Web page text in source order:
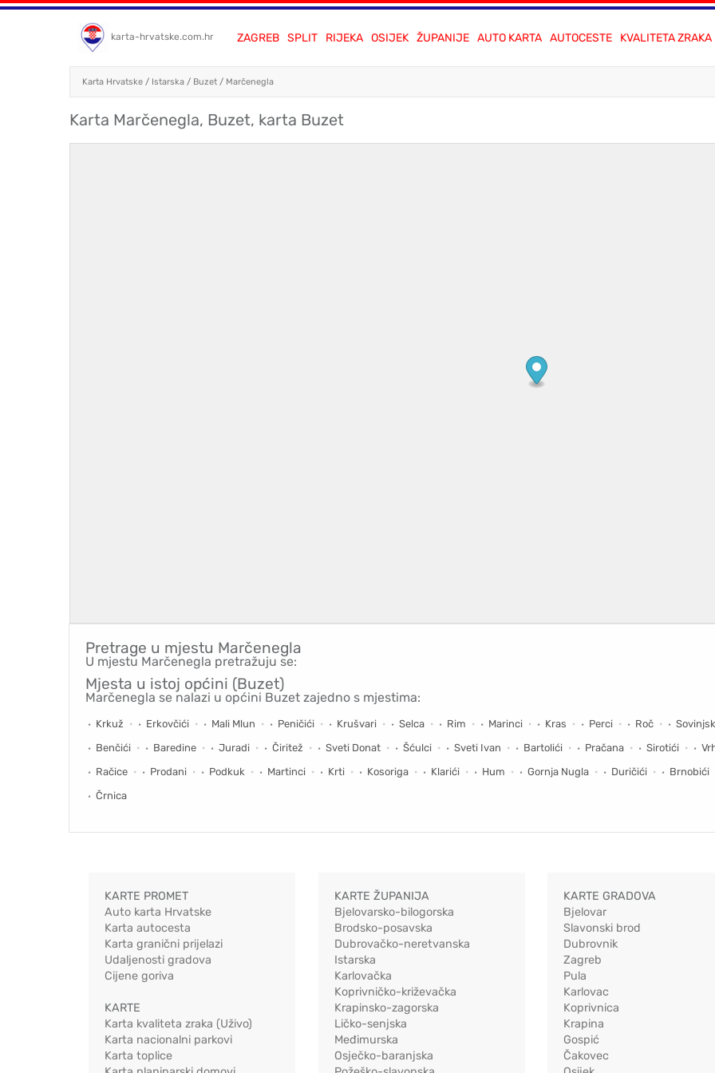
karta-hrvatske.com.hr ZAGREB SPLIT RIJEKA OSIJEK ŽUPANIJE AUTO KARTA AUTOCESTE KVALITETA ZRAKA
Karta Hrvatske / Istarska / Buzet / Marčenegla
Karta Marčenegla, Buzet, karta Buzet
Pretrage u mjestu Marčenegla
U mjestu Marčenegla pretražuju se:
Mjesta u istoj općini (Buzet)
Marčenegla se nalazi u općini Buzet zajedno s mjestima:
Krkuž Erkovčići Mali Mlun Peničići Krušvari Selca Rim Marinci Kras Perci Roč
Benčići
Baredine Juradi Čiritež Sveti Donat Šćulci Sveti Ivan Bartolići Pračana Sirotići
Račice
Prodani Podkuk Martinci Krti Kosoriga Klarići Hum Gornja Nugla Duričići
Brnobići
Črnica
KARTE PROMET
Auto karta Hrvatske
Karta autocesta
Karta granični prijelazi
Udaljenosti gradova
Cijene goriva
KARTE
Karta kvaliteta zraka (Uživo)
Karta nacionalni parkovi
Karta toplice
KARTE ŽUPANIJA
Bjelovarsko-bilogorska
Brodsko-posavska
Dubrovačko-neretvanska
Istarska
Karlovačka
Koprivničko-križevačka
Krapinsko-zagorska
Ličko-senjska
Međimurska
Osječko-baranjska
KARTE GRADOVA
Bjelovar
Slavonski brod
Dubrovnik
Zagreb
Pula
Karlovac
Koprivnica
Krapina
Gospić
Čakovec